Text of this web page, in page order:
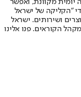
יומית מקוונת, ואפשר
"הקליקה של ישראל
ושירותים. ישראל
הקוראים. פנו אלינו